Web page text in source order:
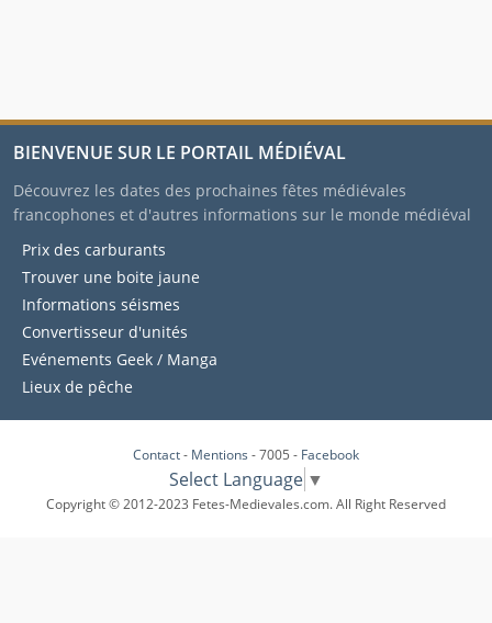
BIENVENUE SUR LE PORTAIL MÉDIÉVAL
Découvrez les dates des prochaines fêtes médiévales
francophones et d'autres informations sur le monde médiéval
Prix des carburants
Trouver une boite jaune
Informations séismes
Convertisseur d'unités
Evénements Geek / Manga
Lieux de pêche
Contact- Mentions - 7005 - Facebook
Select Language ▼
Copyright © 2012-2023 Fetes-Medievales.com. All Right Reserved